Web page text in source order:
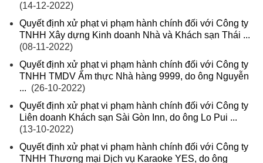
(14-12-2022)
Quyết định xử phạt vi phạm hành chính đối với Công ty
TNHH Xây dựng Kinh doanh Nhà và Khách sạn Thái ...
(08-11-2022)
Quyết định xử phạt vi phạm hành chính đối với Công ty
TNHH TMDV Ẩm thực Nhà hàng 9999, do ông Nguyễn
... (26-10-2022)
Quyết định xử phạt vi phạm hành chính đối với Công ty
Liên doanh Khách sạn Sài Gòn Inn, do ông Lo Pui ...
(13-10-2022)
Quyết định xử phạt vi phạm hành chính đối với Công ty
TNHH Thương mại Dịch vụ Karaoke YES, do ông